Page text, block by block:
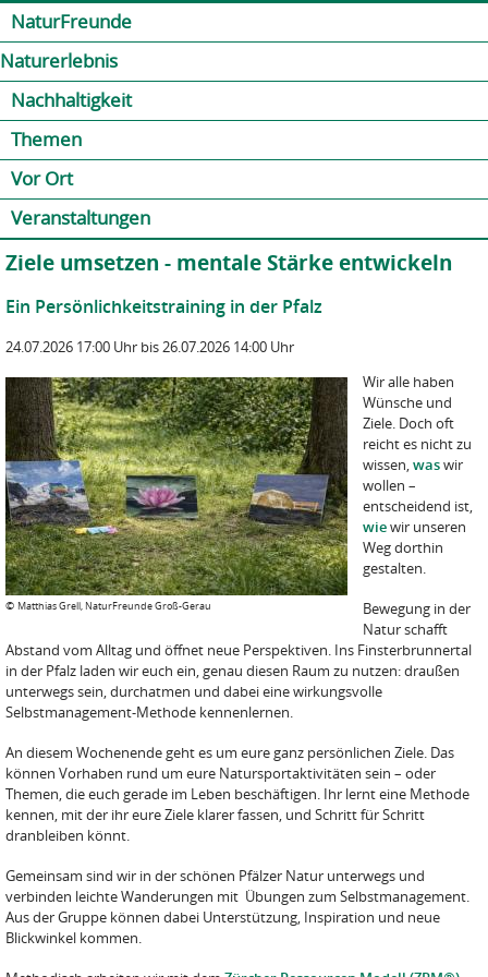
NaturFreunde
Naturerlebnis
Nachhaltigkeit
Themen
Vor Ort
Veranstaltungen
Ziele umsetzen - mentale Stärke entwickeln
Ein Persönlichkeitstraining in der Pfalz
24.07.2026 17:00 Uhr bis 26.07.2026 14:00 Uhr
© Matthias Grell, NaturFreunde Groß-Gerau
Wir alle haben
Wünsche und
Ziele. Doch oft
reicht es nicht zu
wissen,waswir
wollen –
entscheidend ist,
wiewir unseren
Weg dorthin
gestalten.
Bewegung in der
Natur schafft
Abstand vom Alltag und öffnet neue Perspektiven. Ins Finsterbrunnertal
in der Pfalz laden wir euch ein, genau diesen Raum zu nutzen: draußen
unterwegs sein, durchatmen und dabei eine wirkungsvolle
Selbstmanagement-Methode kennenlernen.
An diesem Wochenende geht es um eure ganz persönlichen Ziele. Das
können Vorhaben rund um eure Natursportaktivitäten sein – oder
Themen, die euch gerade im Leben beschäftigen. Ihr lernt eine Methode
kennen, mit der ihr eure Ziele klarer fassen, und Schritt für Schritt
dranbleiben könnt.
Gemeinsam sind wir in der schönen Pfälzer Natur unterwegs und
verbinden leichte Wanderungen mit Übungen zum Selbstmanagement.
Aus der Gruppe können dabei Unterstützung, Inspiration und neue
Blickwinkel kommen.